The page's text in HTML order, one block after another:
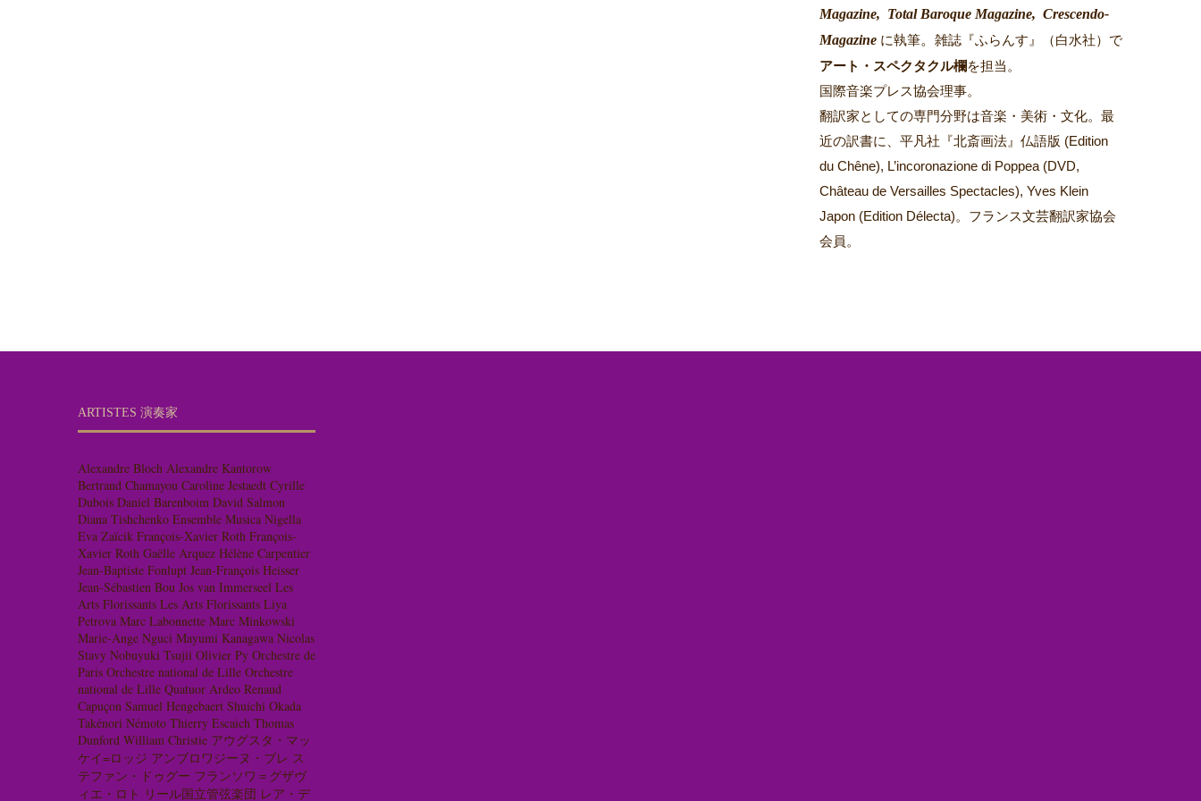
Magazine, Total Baroque Magazine, Crescendo-
Magazine に執筆。 雑誌『ふらんす』（白水社）で
アート・スペクタクル欄を担当。
国際音楽プレス協会理事。
翻訳家としての専門分野は音楽・美術・文化。最
近の訳書に、平凡社『北斎画法』仏語版 (Edition
du Chêne), L’incoronazione di Poppea (DVD,
Château de Versailles Spectacles), Yves Klein
Japon (Edition Délecta)。フランス文芸翻訳家協会
会員。
ARTISTES 演奏家
Alexandre Bloch Alexandre Kantorow
Bertrand Chamayou Caroline Jestaedt Cyrille
Dubois Daniel Barenboim David Salmon
Diana Tishchenko Ensemble Musica Nigella
Eva Zaïcik François-Xavier Roth François-
Xavier Roth Gaëlle Arquez Hélène Carpentier
Jean-Baptiste Fonlupt Jean-François Heisser
Jean-Sébastien Bou Jos van Immerseel Les
Arts Florissants Les Arts Florissants Liya
Petrova Marc Labonnette Marc Minkowski
Marie-Ange Nguci Mayumi Kanagawa Nicolas
Stavy Nobuyuki Tsujii Olivier Py Orchestre de
Paris Orchestre national de Lille Orchestre
national de Lille Quatuor Ardeo Renaud
Capuçon Samuel Hengebaert Shuichi Okada
Takénori Némoto Thierry Escaich Thomas
Dunford William Christie アウグスタ・マッ
ケイ=ロッジ アンブロワジーヌ・ブレ ス
テファン・ドゥグー フランソワ＝グザヴ
ィエ・ロト リール国立管弦楽団 レア・デ